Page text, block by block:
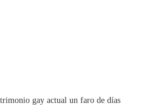
gay actual un faro de días